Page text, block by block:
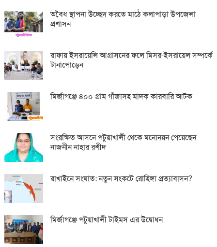
অবৈধ স্থাপনা উচ্ছেদ করতে মাঠে কলাপাড়া উপজেলা
প্রশাসন
রাফায় ইসরায়েলি আগ্রাসনের ফলে মিসর-ইসরায়েল সম্পর্কে
টানাপোড়েন
মির্জাগঞ্জে ৪০০ গ্রাম গাঁজাসহ মাদক কারবারি আটক
সংরক্ষিত আসনে পটুয়াখালী থেকে মনোনয়ন পেয়েছেন
নাজনীন নাহার রশীদ
রাখাইনে সংঘাত: নতুন সংকটে রোহিঙ্গা প্রত্যাবাসন?
মির্জাগঞ্জে পটুয়াখালী টাইমস এর উদ্বোধন